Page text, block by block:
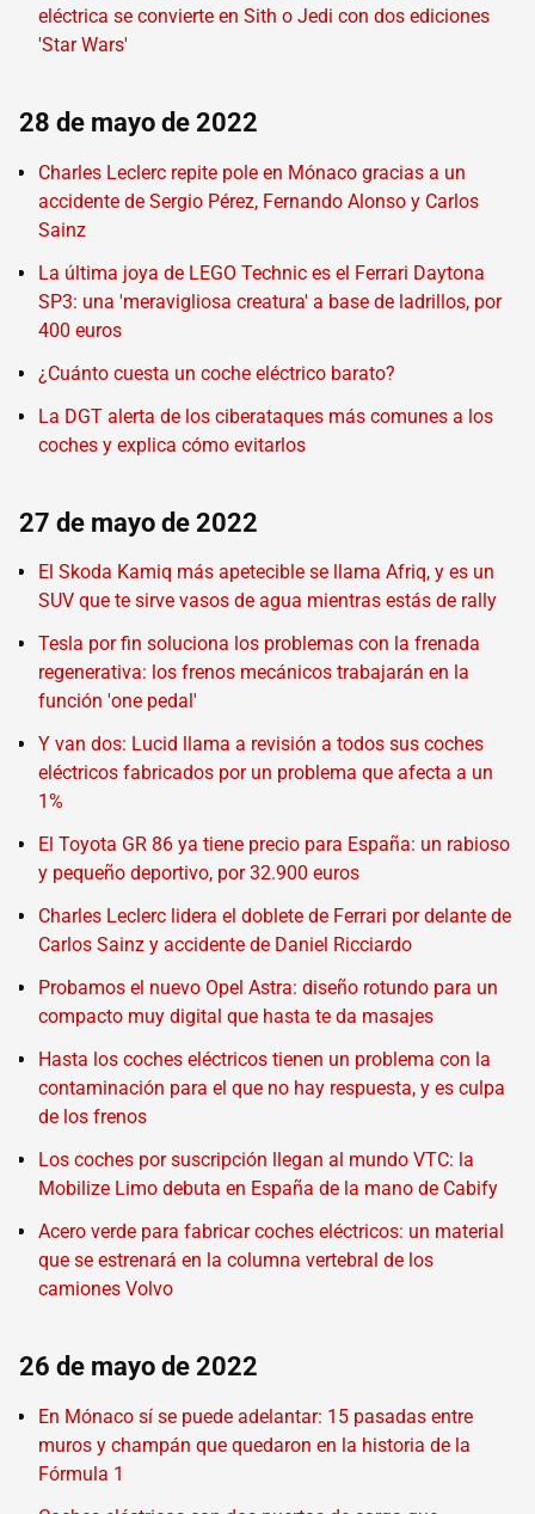
eléctrica se convierte en Sith o Jedi con dos ediciones
'Star Wars'
28 de mayo de 2022
Charles Leclerc repite pole en Mónaco gracias a un
accidente de Sergio Pérez, Fernando Alonso y Carlos
Sainz
La última joya de LEGO Technic es el Ferrari Daytona
SP3: una 'meravigliosa creatura' a base de ladrillos, por
400 euros
¿Cuánto cuesta un coche eléctrico barato?
La DGT alerta de los ciberataques más comunes a los
coches y explica cómo evitarlos
27 de mayo de 2022
El Skoda Kamiq más apetecible se llama Afriq, y es un
SUV que te sirve vasos de agua mientras estás de rally
Tesla por fin soluciona los problemas con la frenada
regenerativa: los frenos mecánicos trabajarán en la
función 'one pedal'
Y van dos: Lucid llama a revisión a todos sus coches
eléctricos fabricados por un problema que afecta a un
1%
El Toyota GR 86 ya tiene precio para España: un rabioso
y pequeño deportivo, por 32.900 euros
Charles Leclerc lidera el doblete de Ferrari por delante de
Carlos Sainz y accidente de Daniel Ricciardo
Probamos el nuevo Opel Astra: diseño rotundo para un
compacto muy digital que hasta te da masajes
Hasta los coches eléctricos tienen un problema con la
contaminación para el que no hay respuesta, y es culpa
de los frenos
Los coches por suscripción llegan al mundo VTC: la
Mobilize Limo debuta en España de la mano de Cabify
Acero verde para fabricar coches eléctricos: un material
que se estrenará en la columna vertebral de los
camiones Volvo
26 de mayo de 2022
En Mónaco sí se puede adelantar: 15 pasadas entre
muros y champán que quedaron en la historia de la
Fórmula 1